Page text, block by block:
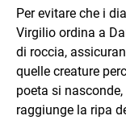
Per evitare che i
Virgilio ordina a
di roccia,
quelle creature
poeta si
raggiunge la ripa